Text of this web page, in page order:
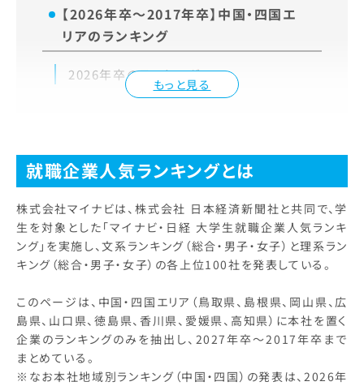
もっと見る
【2026年卒～2017年卒】中国・四国エ
リアのランキング
2026年卒のランキング
就職企業人気ランキングとは
株式会社マイナビは、株式会社 日本経済新聞社と共同で、学
生を対象とした「マイナビ・日経 大学生就職企業人気ランキ
ング」を実施し、文系ランキング（総合・男子・女子）と理系ラン
キング（総合・男子・女子）の各上位100社を発表している。
このページは、中国・四国エリア（鳥取県、島根県、岡山県、広
島県、山口県、徳島県、香川県、愛媛県、高知県）に本社を置く
企業のランキングのみを抽出し、2027年卒～2017年卒まで
まとめている。
※なお本社地域別ランキング（中国・四国）の発表は、2026年